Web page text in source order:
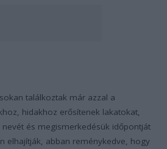
találkoztak már azzal a
hidakhoz erősítenek lakatokat,
és megismerkedésük időpontját
elhajítják, abban reménykedve, hogy